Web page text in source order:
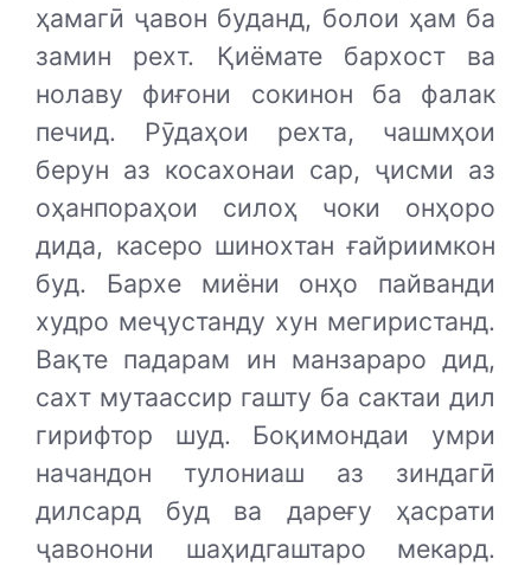
ҳамагӣ ҷавон буданд, болои ҳам ба
замин рехт. Қиёмате бархост ва
нолаву фиғони сокинон ба фалак
печид. Рӯдаҳои рехта, чашмҳои
берун аз косахонаи сар, ҷисми аз
оҳанпораҳои силоҳ чоки онҳоро
дида, касеро шинохтан ғайриимкон
буд. Бархе миёни онҳо пайванди
худро меҷустанду хун мегиристанд.
Вақте падарам ин манзараро дид,
сахт мутаассир гашту ба сактаи дил
гирифтор шуд. Боқимондаи умри
начандон тулониаш аз зиндагӣ
дилсард буд ва дареғу ҳасрати
ҷавонони шаҳидгаштаро мекард.